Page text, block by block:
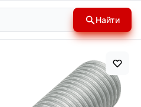
Найти